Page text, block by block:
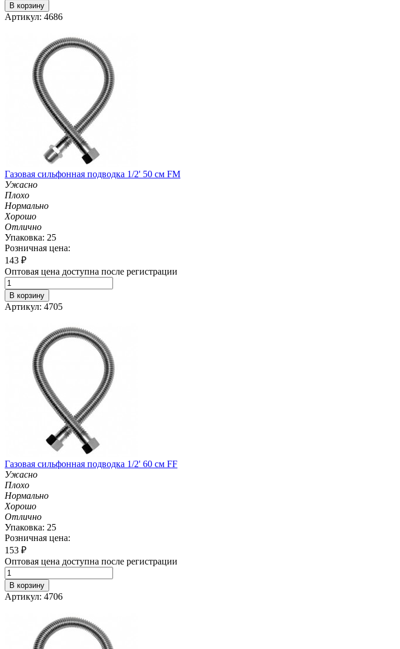
В корзину
Артикул: 4686
Газовая сильфонная подводка 1/2' 50 см FM
Ужасно
Плохо
Нормально
Хорошо
Отлично
Упаковка: 25
Розничная цена:
143 ₽
Оптовая цена доступна после регистрации
В корзину
Артикул: 4705
Газовая сильфонная подводка 1/2' 60 см FF
Ужасно
Плохо
Нормально
Хорошо
Отлично
Упаковка: 25
Розничная цена:
153 ₽
Оптовая цена доступна после регистрации
В корзину
Артикул: 4706